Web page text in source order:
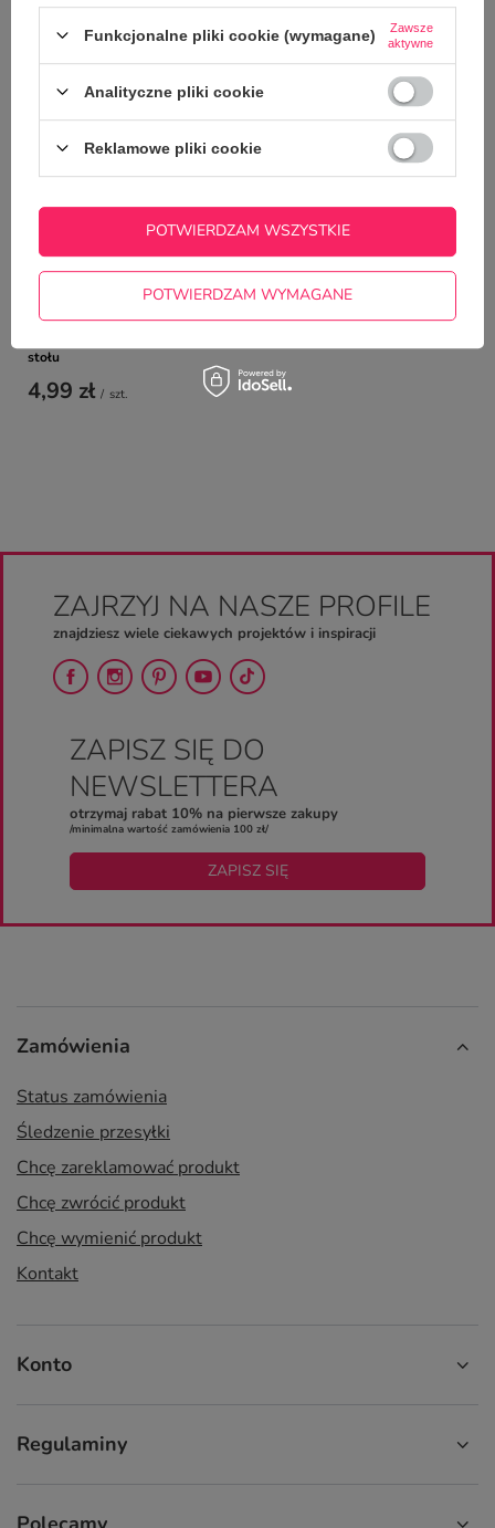
NAJCZĘŚCIEJ KUPOWANE Z
TYM TOWAREM
stołu
4,99 zł / szt.
Świąteczny kubek
22,50 zł
ZAJRZYJ NA NASZE PROFILE
znajdziesz wiele ciekawych projektów i inspiracji
ZAPISZ SIĘ DO
NEWSLETTERA
otrzymaj rabat 10% na pierwsze zakupy
/minimalna wartość zamówienia 100 zł/
ZAPISZ SIĘ
Zamówienia
Status zamówienia
Śledzenie przesyłki
Chcę zareklamować produkt
Chcę zwrócić produkt
Chcę wymienić produkt
Kontakt
Konto
Regulaminy
Funkcjonalne pliki cookie (wymagane)
Zawsze
aktywne
Analityczne pliki cookie
Reklamowe pliki cookie
POTWIERDZAM WYMAGANE
POTWIERDZAM WSZYSTKIE